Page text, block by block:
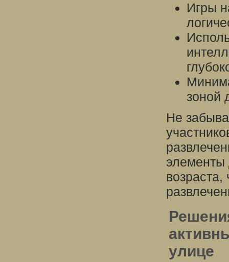
Игры
зоной
Не
элементы
возраста,
улице